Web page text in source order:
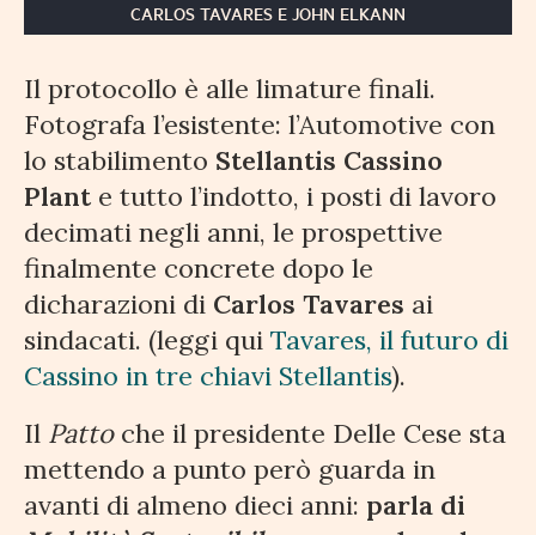
CARLOS TAVARES E JOHN ELKANN
Il protocollo è alle limature finali.
Fotografa l’esistente: l’Automotive con
lo stabilimento Stellantis Cassino
Plant e tutto l’indotto, i posti di lavoro
decimati negli anni, le prospettive
finalmente concrete dopo le
dicharazioni di Carlos Tavares ai
sindacati. (leggi qui Tavares, il futuro di
Cassino in tre chiavi Stellantis).
Il Pattoche il presidente Delle Cese sta
mettendo a punto però guarda in
avanti di almeno dieci anni: parla di